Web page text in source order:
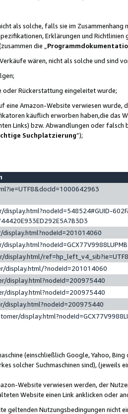
als solche, falls sie im
Erklärungen und
die „
wären, nicht als solche und sind
oder Rückerstattung eingeleitet wurde;
eine Amazon-Website verwiesen wurde,
käuflich erworben haben,die das
Links) bzw. Abwandlungen oder
Suchplatzierung”);
display.html/?nodeId=201014060
display.html?nodeId=200975440
display.html?nodeId=200975440
(einschließlich Google, Yahoo,
solcher Suchmaschinen sind), (jeweils
Website verwiesen werden, der
Website einen Link anklicken oder
geltenden Nutzungsbedingungen nicht